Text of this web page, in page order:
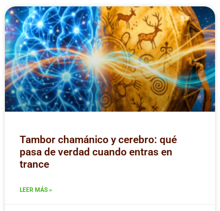
Tambor chamánico y cerebro: qué
pasa de verdad cuando entras en
trance
LEER MÁS »